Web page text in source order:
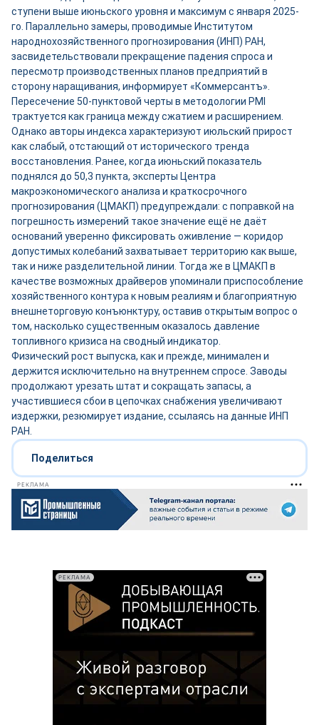
ступени выше июньского уровня и максимум с января 2025-
го. Параллельно замеры, проводимые Институтом
народнохозяйственного прогнозирования (ИНП) РАН,
засвидетельствовали прекращение падения спроса и
пересмотр производственных планов предприятий в
сторону наращивания, информирует «Коммерсантъ».
Пересечение 50-пунктовой черты в методологии PMI
трактуется как граница между сжатием и расширением.
Однако авторы индекса характеризуют июльский прирост
как слабый, отстающий от исторического тренда
восстановления. Ранее, когда июньский показатель
поднялся до 50,3 пункта, эксперты Центра
макроэкономического анализа и краткосрочного
прогнозирования (ЦМАКП) предупреждали: с поправкой на
погрешность измерений такое значение ещё не даёт
оснований уверенно фиксировать оживление — коридор
допустимых колебаний захватывает территорию как выше,
так и ниже разделительной линии. Тогда же в ЦМАКП в
качестве возможных драйверов упоминали приспособление
хозяйственного контура к новым реалиям и благоприятную
внешнеторговую конъюнктуру, оставив открытым вопрос о
том, насколько существенным оказалось давление
топливного кризиса на сводный индикатор.
Физический рост выпуска, как и прежде, минимален и
держится исключительно на внутреннем спросе. Заводы
продолжают урезать штат и сокращать запасы, а
участившиеся сбои в цепочках снабжения увеличивают
издержки, резюмирует издание, ссылаясь на данные ИНП
РАН.
Поделиться
РЕКЛАМА
РЕКЛАМА